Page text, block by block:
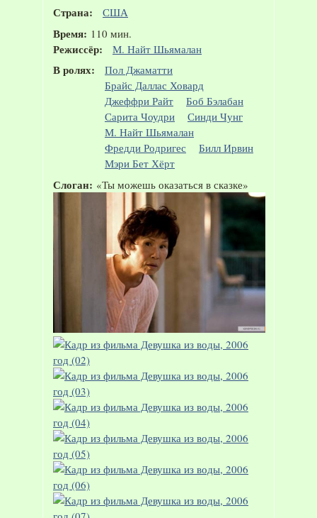
Страна: США
Время: 110 мин.
Режиссёр: М. Найт Шьямалан
В ролях:
Пол Джаматти
Брайс Даллас Ховард
Джеффри Райт
Боб Бэлабан
Сарита Чоудри
Синди Чунг
М. Найт Шьямалан
Фредди Родригес
Билл Ирвин
Мэри Бет Хёрт
Слоган: «Ты можешь оказаться в сказке»